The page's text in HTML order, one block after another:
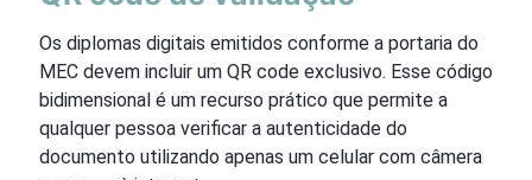
Os diplomas digitais emitidos conforme a portaria do
MEC devem incluir um QR code exclusivo. Esse código
bidimensional é um recurso prático que permite a
qualquer pessoa verificar a autenticidade do
documento utilizando apenas um celular com câmera